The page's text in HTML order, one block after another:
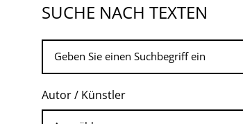
SUCHE NACH TEXTEN
Autor / Künstler